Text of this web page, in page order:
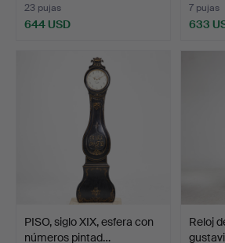
23 pujas
644 USD
7 pujas
633
PISO, siglo XIX, esfera con
números pintad…
Reloj